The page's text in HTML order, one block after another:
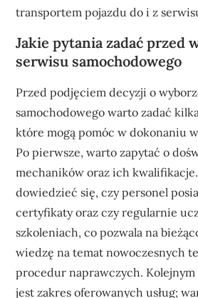
transportem pojazdu do i z
Jakie pytania zadać przed
serwisu samochodowego
Przed podjęciem decyzji o
samochodowego warto zadać
które mogą pomóc w dokonaniu
Po pierwsze, warto zapytać o
mechaników oraz ich
dowiedzieć się, czy personel
certyfikaty oraz czy regularnie
szkoleniach, co pozwala na
wiedzę na temat nowoczesnych
procedur naprawczych.
jest zakres oferowanych usług;